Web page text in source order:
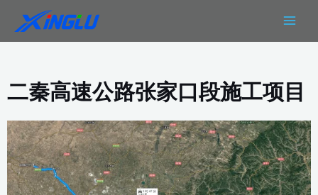
内
二秦高速公路张家口段施工项目